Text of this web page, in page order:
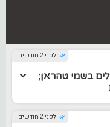
לפני 2 חודשים
בשמי טהראן;
לפני 2 חודשים